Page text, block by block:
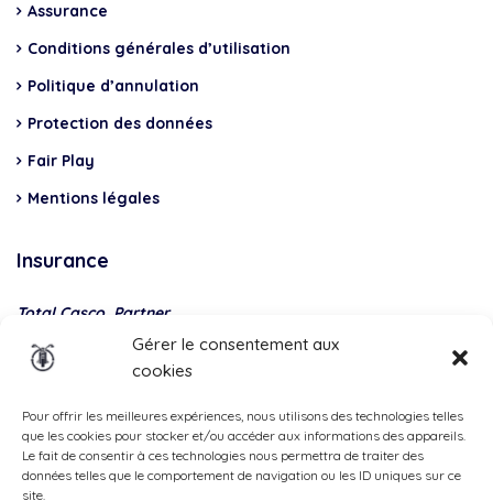
Gérer le consentement aux
cookies
Pour offrir les meilleures expériences, nous utilisons des technologies telles
que les cookies pour stocker et/ou accéder aux informations des appareils.
Le fait de consentir à ces technologies nous permettra de traiter des
données telles que le comportement de navigation ou les ID uniques sur ce
site.
Assurance
Conditions générales d’utilisation
Politique d’annulation
Protection des données
Fair Play
Mentions légales
Insurance
Total Casco, Partner
payment